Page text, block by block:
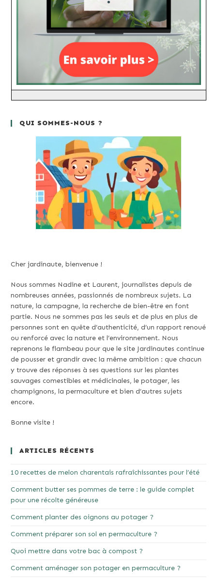
QUI SOMMES-NOUS ?
Cher jardinaute, bienvenue !
Nous sommes Nadine et Laurent, journalistes depuis de
nombreuses années, passionnés de nombreux sujets. La
nature, la campagne, la recherche de bien-être en font
partie. Nous ne sommes pas les seuls et de plus en plus de
personnes sont en quête d’authenticité, d’un rapport renoué
ou renforcé avec la nature et l’environnement. Nous
reprenons le flambeau pour que le site Jardinautes continue
de pousser et grandir avec la même ambition : que chacun
y trouve des réponses à ses questions sur les plantes
sauvages comestibles et médicinales, le potager, les
champignons, la permaculture et bien d’autres sujets
encore.
Bonne visite !
ARTICLES RÉCENTS
10 recettes de melon charentais rafraîchissantes pour l’été
Comment butter ses pommes de terre : le guide complet
pour une récolte généreuse
Comment planter des oignons au potager ?
Comment préparer son sol en permaculture ?
Quoi mettre dans votre bac à compost ?
Comment aménager son potager en permaculture ?